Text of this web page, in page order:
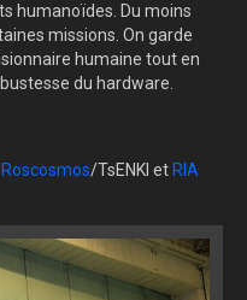
humanoïdes. Du moins
missions. On garde
humaine tout en
du hardware.
Roscosmos/TsENKI et RIA